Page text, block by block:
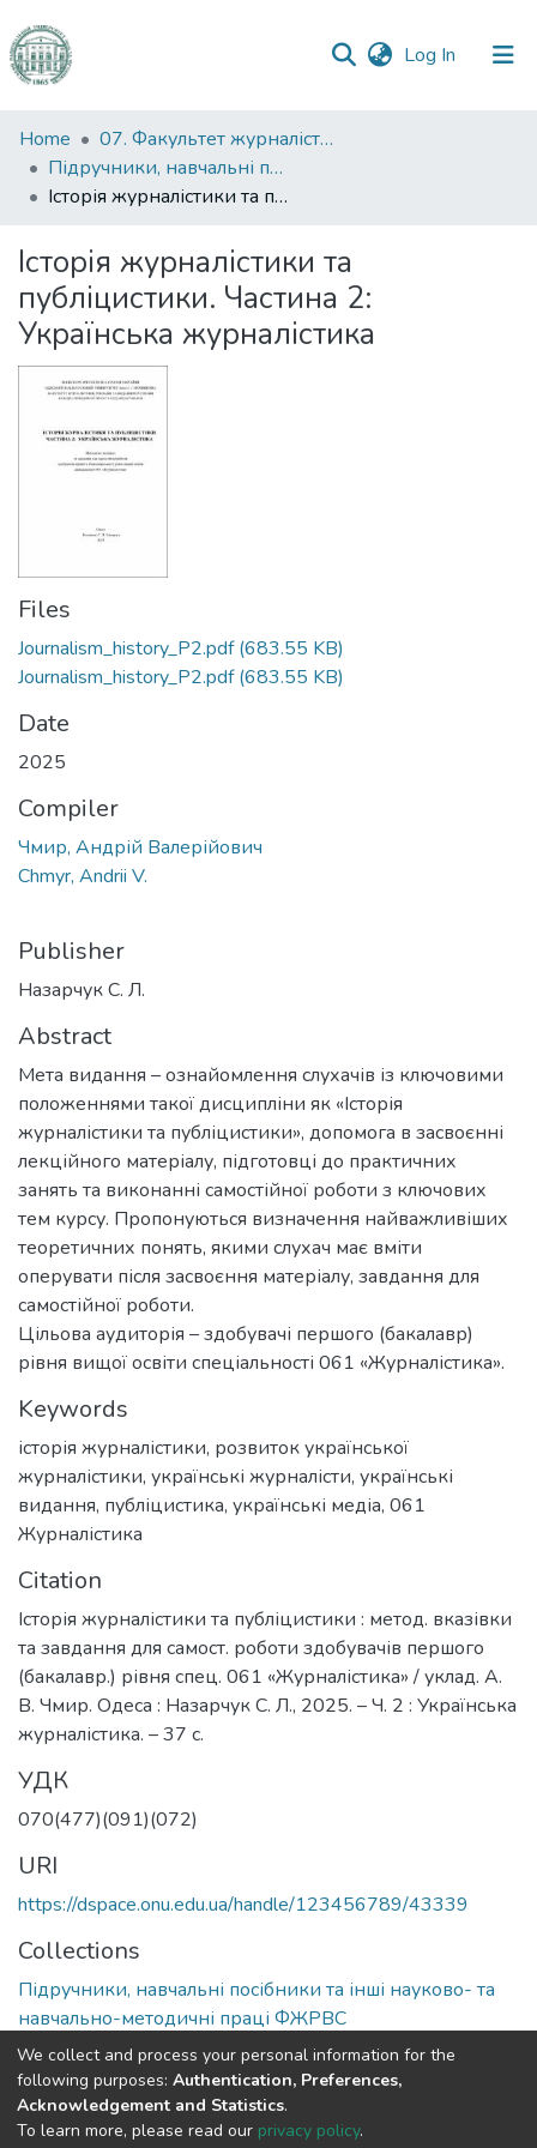
Log In (current)
Communities
&
Collections
Statistics
Home
07. Факультет журналістики, реклами та видавничої справи
Підручники, навчальні посібники та інші науково- та навчально-методичні праці ФЖРВС
Історія журналістики та публіцистики. Частина 2: Українська журналістика
Історія журналістики та
публіцистики. Частина 2:
Українська журналістика
Files
Journalism_history_P2.pdf(683.55 KB)
Journalism_history_P2.pdf(683.55 KB)
Date
2025
Compiler
Чмир, Андрій Валерійович
Chmyr, Andrii V.
Publisher
Назарчук С. Л.
Abstract
Мета видання – ознайомлення слухачів із ключовими
положеннями такої дисципліни як «Історія
журналістики та публіцистики», допомога в засвоєнні
лекційного матеріалу, підготовці до практичних
занять та виконанні самостійної роботи з ключових
тем курсу. Пропонуються визначення найважливіших
теоретичних понять, якими слухач має вміти
оперувати після засвоєння матеріалу, завдання для
самостійної роботи.
Цільова аудиторія – здобувачі першого (бакалавр)
рівня вищої освіти спеціальності 061 «Журналістика».
Keywords
історія журналістики, розвиток української
журналістики, українські журналісти, українські
видання, публіцистика, українські медіа, 061
Журналістика
Citation
Історія журналістики та публіцистики : метод. вказівки
та завдання для самост. роботи здобувачів першого
(бакалавр.) рівня спец. 061 «Журналістика» / уклад. А.
В. Чмир. Одеса : Назарчук С. Л., 2025. – Ч. 2 : Українська
журналістика. – 37 с.
УДК
070(477)(091)(072)
URI
https://dspace.onu.edu.ua/handle/123456789/43339
Collections
Підручники, навчальні посібники та інші науково- та
навчально-методичні праці ФЖРВС
Full item page
We collect and process your personal information for the
following purposes: Authentication, Preferences,
Acknowledgement and Statistics.
To learn more, please read our privacy policy.